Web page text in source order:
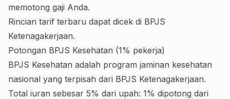
memotong gaji Anda.
Rincian tarif terbaru dapat dicek di BPJS
Ketenagakerjaan.
Potongan BPJS Kesehatan (1% pekerja)
BPJS Kesehatan adalah program jaminan kesehatan
nasional yang terpisah dari BPJS Ketenagakerjaan.
Total iuran sebesar 5% dari upah: 1% dipotong dari